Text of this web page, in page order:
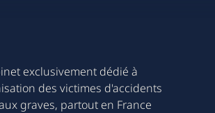
exclusivement dédié à
des victimes d'accidents
graves, partout en France